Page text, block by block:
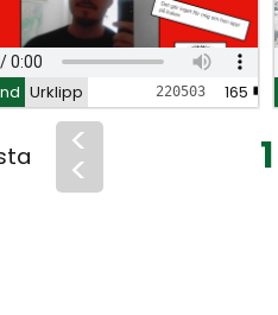
Urklipp 220503 165
Urklipp 220503 165
<
< 1